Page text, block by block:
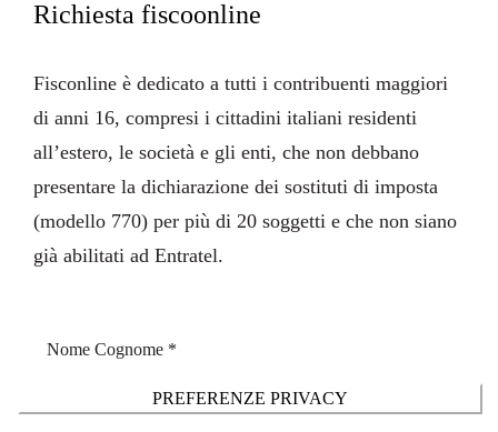
Richiesta fiscoonline
Fisconline è dedicato a tutti i contribuenti maggiori
di anni 16, compresi i cittadini italiani residenti
all’estero, le società e gli enti, che non debbano
presentare la dichiarazione dei sostituti di imposta
(modello 770) per più di 20 soggetti e che non siano
già abilitati ad Entratel.